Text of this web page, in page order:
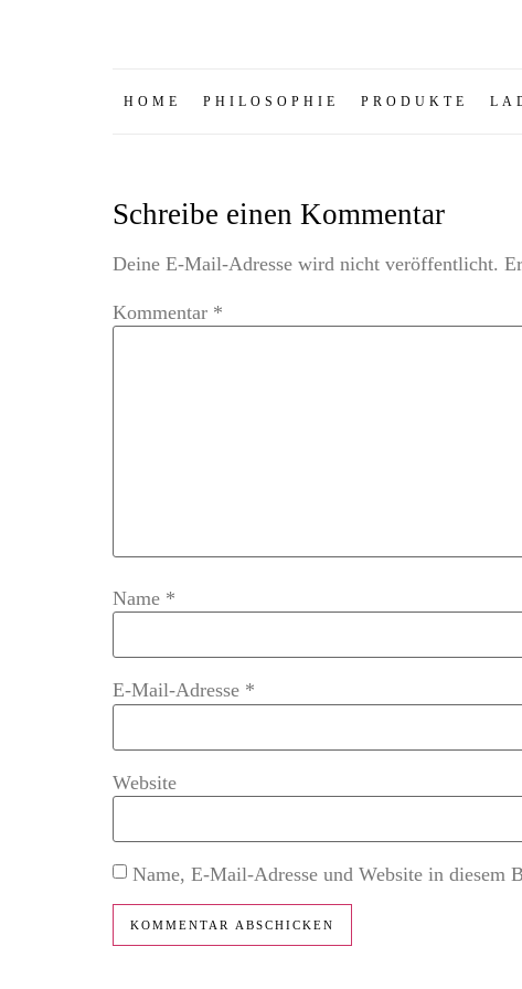
HOME PHILOSOPHIE PRODUKTE
Schreibe einen Kommentar
Deine E-Mail-Adresse wird nicht veröffentlicht.
Kommentar *
Name *
E-Mail-Adresse *
Website
Name, E-Mail-Adresse und Website in diesem